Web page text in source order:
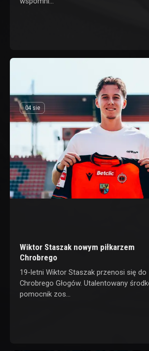
04 sie
Wiktor Staszak nowym piłkarzem
Chrobrego
19-letni Wiktor Staszak przenosi się do
Chrobrego Głogów. Utalentowany
pomocnik zos...